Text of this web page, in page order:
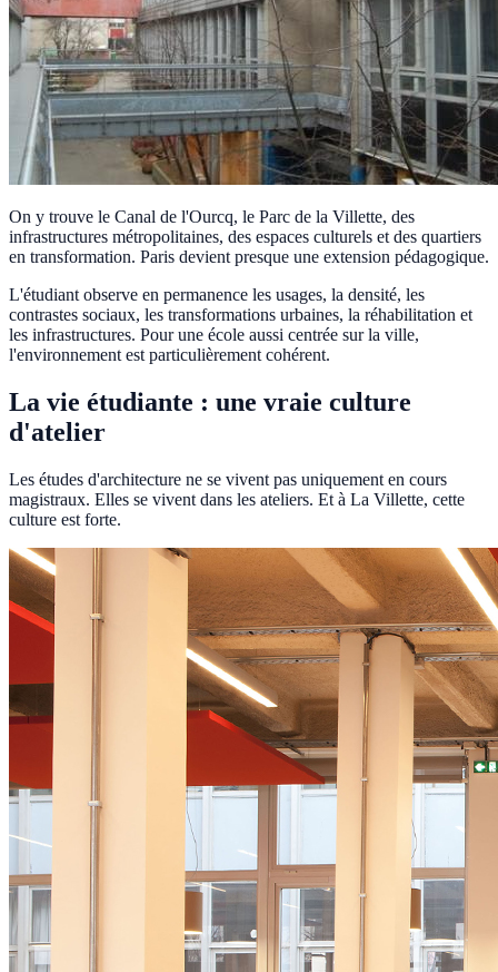
On y trouve le Canal de l'Ourcq, le Parc de la Villette, des
infrastructures métropolitaines, des espaces culturels et des quartiers
en transformation. Paris devient presque une extension pédagogique.
L'étudiant observe en permanence les usages, la densité, les
contrastes sociaux, les transformations urbaines, la réhabilitation et
les infrastructures. Pour une école aussi centrée sur la ville,
l'environnement est particulièrement cohérent.
La vie étudiante : une vraie culture
d'atelier
Les études d'architecture ne se vivent pas uniquement en cours
magistraux. Elles se vivent dans les ateliers. Et à La Villette, cette
culture est forte.